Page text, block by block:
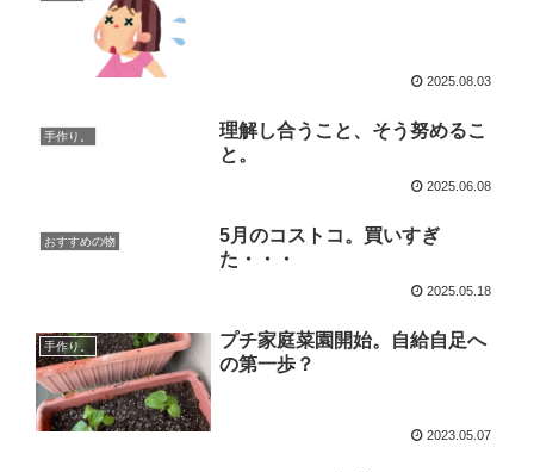
2025.08.03
手作り。
理解し合うこと、そう努めるこ
と。
2025.06.08
おすすめの物
5月のコストコ。買いすぎ
た・・・
2025.05.18
手作り。
プチ家庭菜園開始。自給自足へ
の第一歩？
2023.05.07